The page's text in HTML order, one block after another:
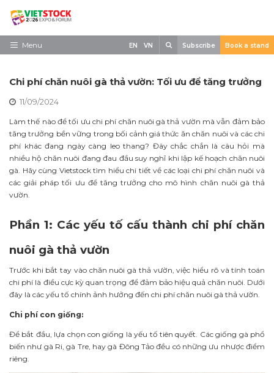
Skip
contentMenu
Tham Quan
Tin tức
Liên Hệ
EN VN Subscribe Book a stand
Chi phí chăn nuôi gà thả vườn: Tối ưu để tăng trưởng
11/09/2024
Làm thế nào để tối ưu chi phí chăn nuôi gà thả vườn mà vẫn đảm bảo
tăng trưởng bền vững trong bối cảnh giá thức ăn chăn nuôi và các chi
phí khác đang ngày càng leo thang? Đây chắc chắn là câu hỏi mà
nhiều hộ chăn nuôi đang đau đầu suy nghĩ khi lập kế hoạch chăn nuôi
gà. Hãy cùng Vietstock tìm hiểu chi tiết về các loại chi phí chăn nuôi và
các giải pháp tối ưu để tăng trưởng cho mô hình chăn nuôi gà thả
vườn.
Phần 1: Các yếu tố cấu thành chi phí chăn
nuôi gà thả vườn
Trước khi bắt tay vào chăn nuôi gà thả vườn, việc hiểu rõ và tính toán
chi phí là điều cực kỳ quan trọng để đảm bảo hiệu quả chăn nuôi. Dưới
đây là các yếu tố chính ảnh hưởng đến chi phí chăn nuôi gà thả vườn.
Chi phí con giống:
Để bắt đầu, lựa chọn con giống là yếu tố tiên quyết. Các giống gà phổ
biến như gà Ri, gà Tre, hay gà Đông Tảo đều có những ưu nhược điểm
riêng.